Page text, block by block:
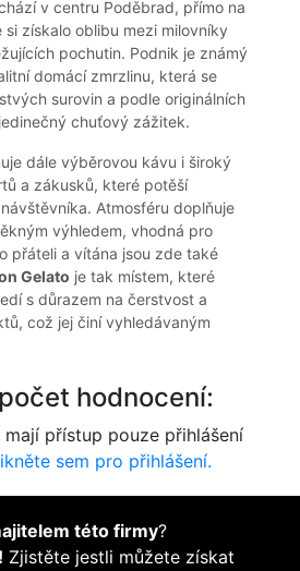
v centru Poděbrad, přímo na
získalo oblibu mezi milovníky
pochutin. Podnik je známý
domácí zmrzlinu, která se
surovin a podle originálních
chuťový zážitek.
dále výběrovou kávu i široký
a zákusků, které potěší
Atmosféru doplňuje
výhledem, vhodná pro
přáteli a vítána jsou zde také
Gelato je tak místem, které
s důrazem na čerstvost a
což jej činí vyhledávaným
hodnocení:
přístup pouze přihlášení
sem pro přihlášení.
této firmy?
Zjistěte jestli můžete získat